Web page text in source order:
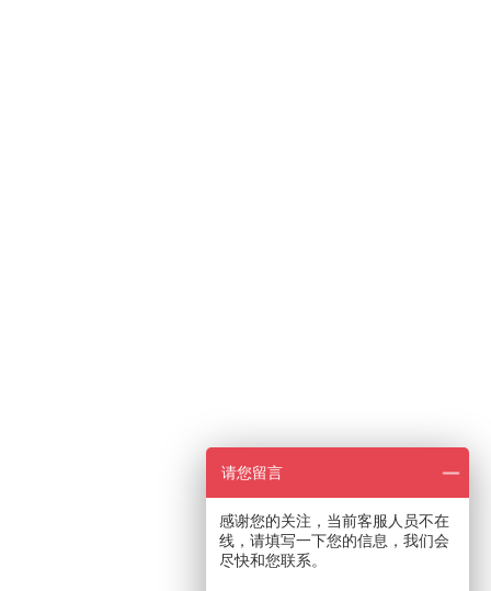
请您留言
感谢您的关注，当前客服人员不在
线，请填写一下您的信息，我们会
尽快和您联系。